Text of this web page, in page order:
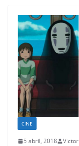
CINE
5 abril, 2018